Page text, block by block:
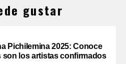
gustar
Pichilemina 2025: Conoce
son los artistas confirmados